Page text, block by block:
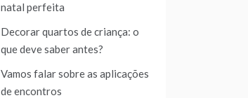
natal perfeita
Decorar quartos de criança: o
que deve saber antes?
Vamos falar sobre as aplicações
de encontros